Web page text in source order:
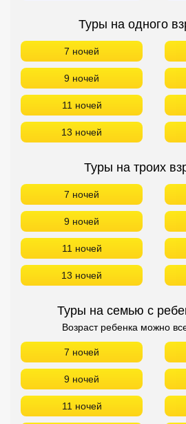
Туры на одного
7 ночей
9 ночей
11 ночей
13 ночей
Туры на троих
7 ночей
9 ночей
11 ночей
13 ночей
Туры на семью с
Возраст ребенка можно
7 ночей
9 ночей
11 ночей